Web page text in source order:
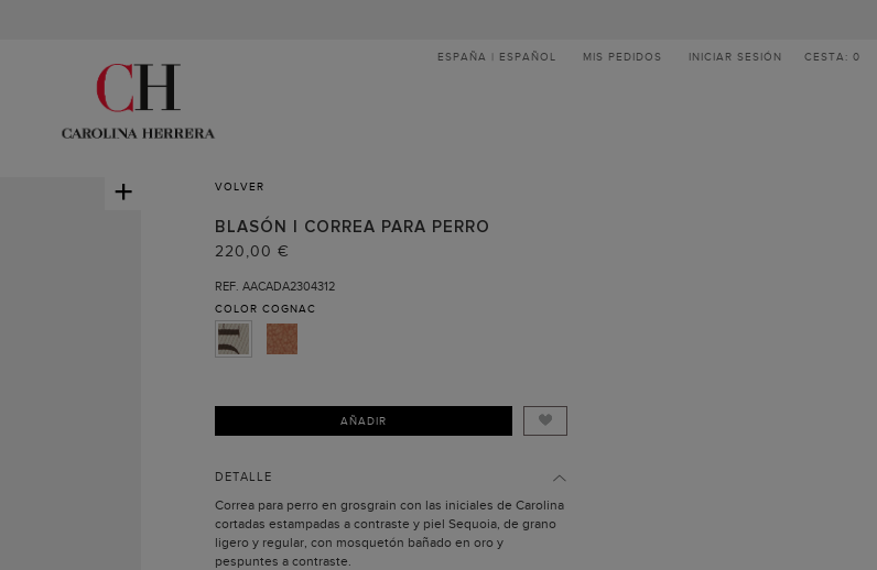
ESPAÑA | ESPAÑOL MIS PEDIDOS INICIAR SESIÓN CESTA: 0
+ VOLVER
BLASÓN | CORREA PARA PERRO
220,00 €
REF. AACADA2304312
COLOR COGNAC
AÑADIR
DETALLE
Correa para perro en grosgrain con las iniciales de Carolina
cortadas estampadas a contraste y piel Sequoia, de grano
ligero y regular, con mosquetón bañado en oro y
pespuntes a contraste.